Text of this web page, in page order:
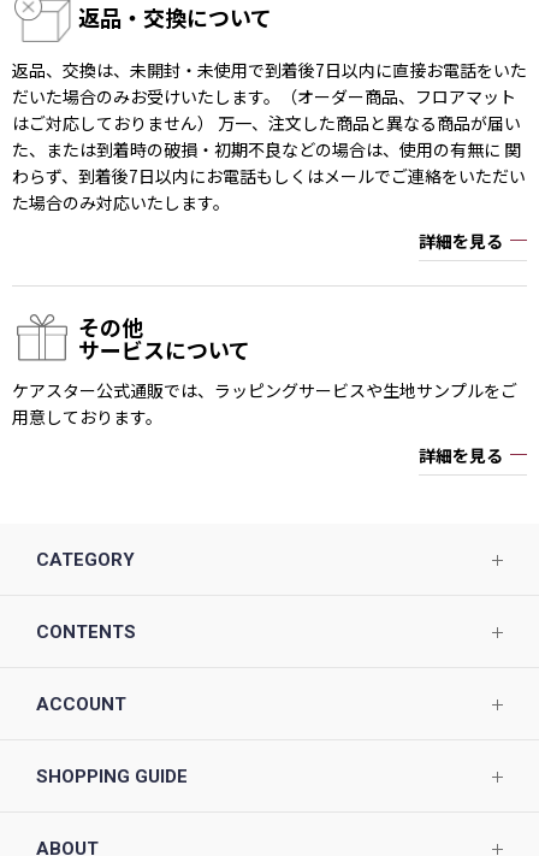
返品・交換について
返品、交換は、未開封・未使用で到着後7日以内に直接お電話をいた
だいた場合のみお受けいたします。（オーダー商品、フロアマット
はご対応しておりません） 万一、注文した商品と異なる商品が届い
た、または到着時の破損・初期不良などの場合は、使用の有無に 関
わらず、到着後7日以内にお電話もしくはメールでご連絡をいただい
た場合のみ対応いたします。
詳細を見る
その他
サービスについて
ケアスター公式通販では、ラッピングサービスや生地サンプルをご
用意しております。
詳細を見る
CATEGORY
CONTENTS
ACCOUNT
SHOPPING GUIDE
ABOUT